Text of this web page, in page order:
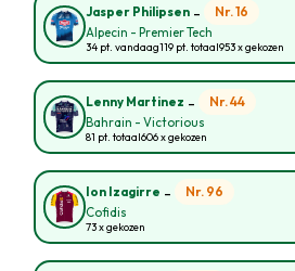
Jasper Philipsen - Nr. 16
Alpecin - Premier Tech
34 pt. vandaag119 pt. totaal953 x gekozen
Lenny Martinez - Nr. 44
Bahrain - Victorious
81 pt. totaal606 x gekozen
Ion Izagirre - Nr. 96
Cofidis
73 x gekozen